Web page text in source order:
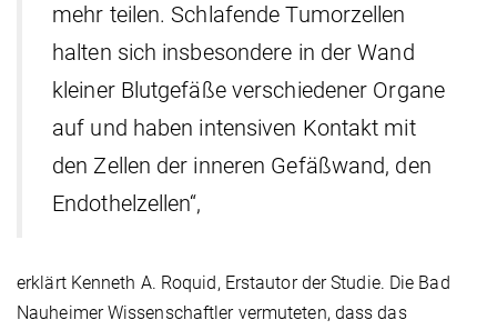
mehr teilen. Schlafende Tumorzellen
halten sich insbesondere in der Wand
kleiner Blutgefäße verschiedener Organe
auf und haben intensiven Kontakt mit
den Zellen der inneren Gefäßwand, den
Endothelzellen“,
erklärt Kenneth A. Roquid, Erstautor der Studie. Die Bad
Nauheimer Wissenschaftler vermuteten, dass das